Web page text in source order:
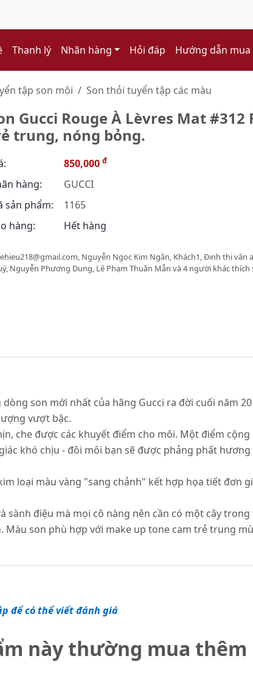
Thanh lý Nhãn hàng Hỏi đáp Hướng dẫn mua
tập son môi Son thỏi tuyển tập các màu
Gucci Rouge À Lèvres Mat
trung, nóng bỏng.
850,000 đ
hàng:
GUCCI
sản phẩm:
1165
hàng:
Hết hàng
Nguyễn Ngọc Kim Ngân, Khách1, Đinh thị vân
Nguyễn Phương Dung, Lê Phạm Thuần Mẫn và 4 người khác thích
son mới nhất của hãng Gucci ra đời cuối năm
vượt bậc.
che được các khuyết điểm cho môi. Một điểm
khó chịu - đôi môi bạn sẽ được phảng phất
loại màu vàng "sang chảnh" kết hợp họa tiết đơn
sành điệu mà mọi cô nàng nên cần có một cây
son phù hợp với make up tone cam trẻ trung
để có thể viết đánh giá
này thường mua thêm